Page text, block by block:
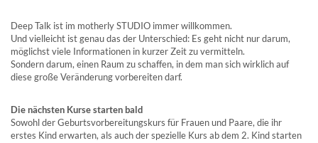
Deep Talk ist im motherly STUDIO immer willkommen.
Und vielleicht ist genau das der Unterschied: Es geht nicht nur darum,
möglichst viele Informationen in kurzer Zeit zu vermitteln.
Sondern darum, einen Raum zu schaffen, in dem man sich wirklich auf
diese große Veränderung vorbereiten darf.
Die nächsten Kurse starten bald
Sowohl der Geburtsvorbereitungskurs für Frauen und Paare, die ihr
erstes Kind erwarten, als auch der spezielle Kurs ab dem 2. Kind starten